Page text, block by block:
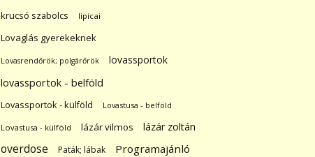
krucsó szabolcs lipicai
Lovaglás gyerekeknek
Lovasrendőrök; polgárőrök
lovassportok
lovassportok - belföld
Lovassportok - külföld Lovastusa - belföld
Lovastusa - külföld lázár vilmos lázár zoltán
overdose Paták; lábak Programajánló